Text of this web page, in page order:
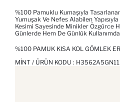
%100 Pamuklu Kumaşıyla
Yumuşak Ve Nefes Alabilen
Kesimi Sayesinde Minikler Özgürce
Günlerde Hem De Günlük
%100 PAMUK KISA KOL GÖMLEK
MINT / ÜRÜN KODU :